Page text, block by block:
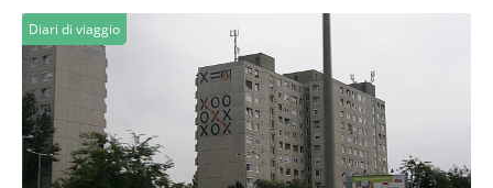
Diari di viaggio